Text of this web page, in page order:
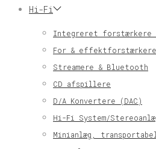
Hi-Fi
Integreret forstærkere
For & effektforstærkere
Streamere & Bluetooth
CD afspillere
D/A Konvertere (DAC)
Hi-Fi System/
Minianlæg,